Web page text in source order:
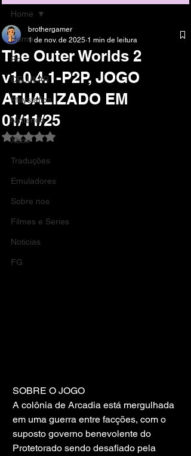
Home
Pc
CELULAR
Playstation
Nintendo
Xbox
Traduções
Emuladores
Sobre nos
Filmes e Series
Noticias
FG
Home
The Outer Worlds 2
v1.0.4.1-P2P, JOGO
ATUALIZADO EM
01/11/25
brothergamer
1 de nov. de 2025 1 min de leitura
Avaliado com NaN de 5 estrelas.
SOBRE O JOGO
A colônia de Arcadia está mergulhada
em uma guerra entre facções, com o
suposto governo benevolente do
Protetorado sendo desafiado pela